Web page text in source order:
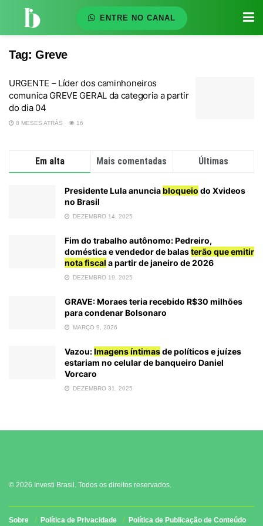
ENTRE NO CANAL
Tag: Greve
URGENTE – Líder dos caminhoneiros
comunica GREVE GERAL da categoria a partir
do dia 04
8 MESES ATRÁS 16
Em alta Mais comentadas Últimas
Presidente Lula anunciabloqueio do Xvideos
no Brasil
DEZEMBRO 14, 2025
Fim do trabalho autônomo: Pedreiro,
doméstica e vendedor de balasterão que emitir
nota fiscal a partir de janeiro de 2026
DEZEMBRO 19, 2025
GRAVE: Moraes teria recebido R$30 milhões
para condenar Bolsonaro
MARÇO 9, 2026
Vazou:Imagens íntimasde políticos e juízes
estariam no celular de banqueiro Daniel
Vorcaro
DEZEMBRO 31, 2025
© 2026 Investi Brasil. Todos os direitos reservados.
Sobre Política de Privacidade Política de Publicação de Conteúdo